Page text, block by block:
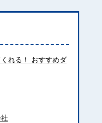
れる！ おすすめダ